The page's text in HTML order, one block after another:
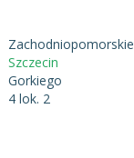
Zachodniopomorskie
Szczecin
Gorkiego
4 lok. 2